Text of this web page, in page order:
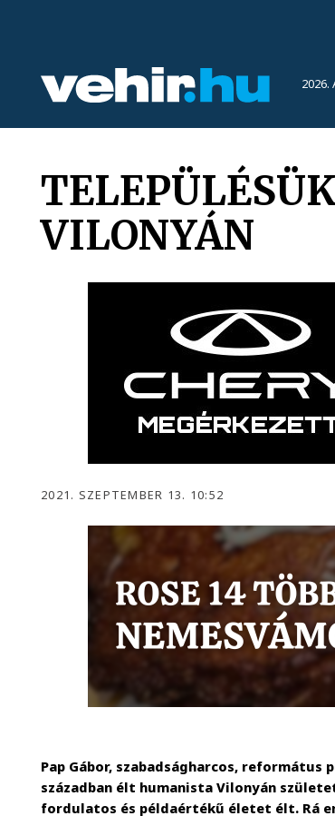
2026.
VILONYÁN
2021. SZEPTEMBER 13. 10:52
Pap Gábor, szabadságharcos, református
században élt humanista Vilonyán
fordulatos és példaértékű életet élt. Rá